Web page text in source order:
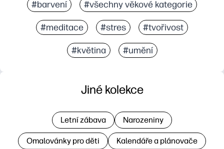
#barvení #všechny věkové kategorie
#meditace #stres #tvořivost
#květina #umění
Jiné kolekce
Letní zábava Narozeniny
Omalovánky pro děti Kalendáře a plánovače